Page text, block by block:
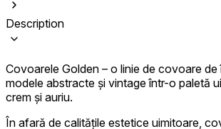
Description
Covoarele Golden – o linie de covoare
modele abstracte și vintage într-o paletă
crem și auriu.
În afară de calitățile estetice uimitoare,